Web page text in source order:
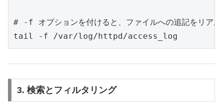
# -f オプションを付けると、ファイルへの追記をリアル
3. 検索とフィルタリング